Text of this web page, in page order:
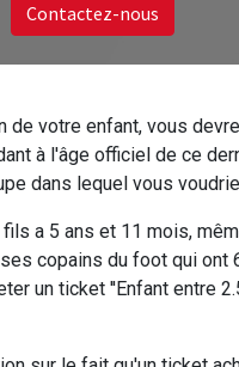
Contactez-nous
de votre enfant, vous
à l'âge officiel de ce
dans lequel vous
a 5 ans et 11 mois,
copains du foot qui ont
un ticket ''Enfant entre